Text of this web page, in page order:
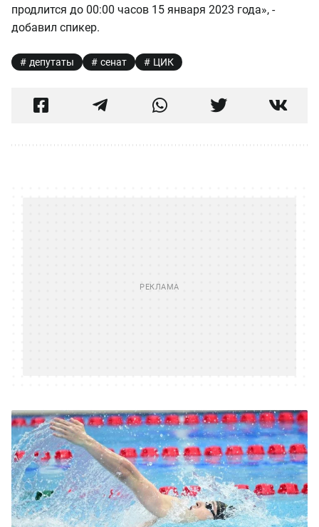
продлится до 00:00 часов 15 января 2023 года», -
добавил спикер.
депутаты сенат ЦИК